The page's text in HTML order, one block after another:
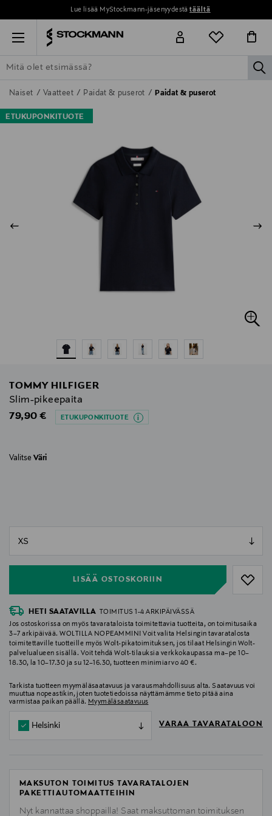
Lue lisää MyStockmann-jäsenyydestätäältä
Menu
ETSI KAIKKI NAISET MIEHET LAPSET KOTI
Naiset Vaatteet Paidat & puserot Paidat & puserot
ETUKUPONKITUOTE
TOMMY HILFIGER
Slim-pikeepaita
Original Price
79,90 € ETUKUPONKITUOTE
Valitse Väri
LISÄÄ OSTOSKORIIN
HETI SAATAVILLA
TOIMITUS 1-4 ARKIPÄIVÄSSÄ
Jos ostoskorissa on myös tavarataloista toimitettavia tuotteita, on toimitusaika
3–7 arkipäivää. WOLTILLA NOPEAMMIN! Voit valita Helsingin tavaratalosta
toimitettaville tuotteille myös Wolt-pikatoimituksen, jos tilaat Helsingin Wolt-
palvelualueen sisällä. Voit tehdä Wolt-tilauksia verkkokaupassa ma–pe 10–
18.30, la 10–17.30 ja su 12–16.30, tuotteen minimiarvo 40 €.
Tarkista tuotteen myymäläsaatavuus ja varausmahdollisuus alta. Saatavuus voi
muuttua nopeastikin, joten tuotetiedoissa näyttämämme tieto pitää aina
varmistaa paikan päällä. Myymäläsaatavuus
Helsinki VARAA TAVARATALOON
MAKSUTON TOIMITUS TAVARATALOJEN
PAKETTIAUTOMAATTEIHIN
Nyt kannattaa shoppailla! Saat maksuttoman toimituksen